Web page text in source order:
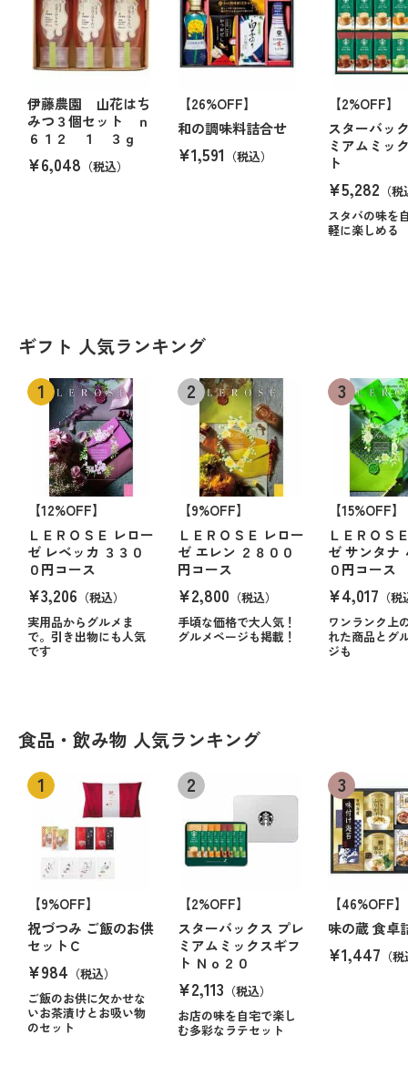
伊藤農園 山花はち
みつ３個セット ｎ
６１２ １ ３ｇ
¥6,048 （税込）
【26%OFF】
和の調味料詰合せ
¥1,591 （税込）
【2%OFF】
スターバッ
ミアムミッ
ト
¥5,282 （
スタバの味を
軽に楽しめる
ギフト 人気ランキング
【12%OFF】
ＬＥＲＯＳＥ レロー
ゼ レベッカ ３３０
０円コース
¥3,206 （税込）
実用品からグルメま
で。引き出物にも人気
です
【9%OFF】
ＬＥＲＯＳＥ レロー
ゼ エレン ２８００
円コース
¥2,800 （税込）
手頃な価格で大人気！
グルメページも掲載！
【15%OFF】
ＬＥＲＯＳ
ゼ サンタナ
０円コース
¥4,017 （
ワンランク上
れた商品とグ
ジも
食品・飲み物 人気ランキング
【9%OFF】
祝づつみ ご飯のお供
セットＣ
¥984 （税込）
ご飯のお供に欠かせな
いお茶漬けとお吸い物
のセット
【2%OFF】
スターバックス プレ
ミアムミックスギフ
ト Ｎｏ２０
¥2,113 （税込）
お店の味を自宅で楽し
む多彩なラテセット
【46%OFF】
味の蔵 食卓
¥1,447 （